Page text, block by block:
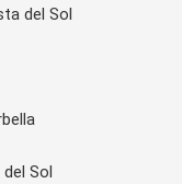
del Sol
Sol